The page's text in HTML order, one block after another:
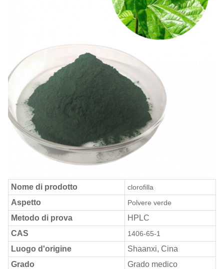
Nome di prodotto clorofilla
Aspetto Polvere verde
Metodo di prova
HPLC
CAS
1406-65-1
Luogo d'origine
Shaanxi, Cina
Grado
Grado medico